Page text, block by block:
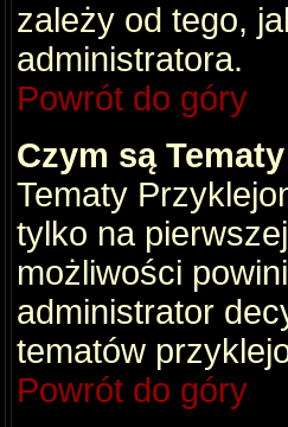
zależy od tego,
administratora.
Powrót do góry
Czym są
Tematy
tylko na
możliwości
administrator
tematów
Powrót do góry